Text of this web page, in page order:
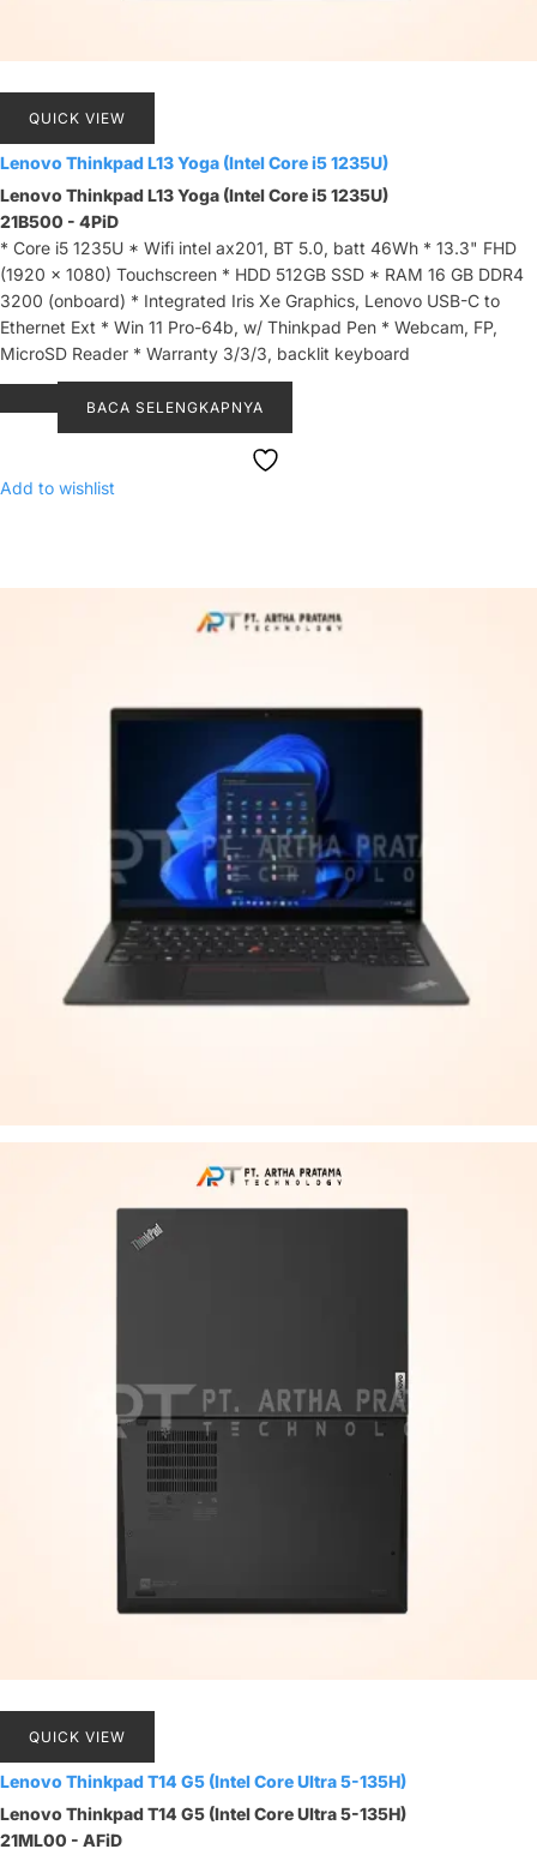
QUICK VIEW
Lenovo Thinkpad L13 Yoga (Intel Core i5 1235U)
Lenovo Thinkpad L13 Yoga (Intel Core i5 1235U)
21B500 - 4PiD
* Core i5 1235U * Wifi intel ax201, BT 5.0, batt 46Wh * 13.3" FHD
(1920 x 1080) Touchscreen * HDD 512GB SSD * RAM 16 GB DDR4
3200 (onboard) * Integrated Iris Xe Graphics, Lenovo USB-C to
Ethernet Ext * Win 11 Pro-64b, w/ Thinkpad Pen * Webcam, FP,
MicroSD Reader * Warranty 3/3/3, backlit keyboard
BACA SELENGKAPNYA
Add to wishlist
QUICK VIEW
Lenovo Thinkpad T14 G5 (Intel Core Ultra 5-135H)
Lenovo Thinkpad T14 G5 (Intel Core Ultra 5-135H)
21ML00 - AFiD